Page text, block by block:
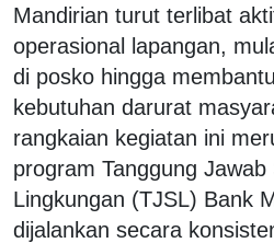
Mandirian turut terlibat
operasional lapangan,
di posko hingga
kebutuhan darurat
rangkaian kegiatan ini
program Tanggung Jawab
Lingkungan (TJSL) Bank
dijalankan secara